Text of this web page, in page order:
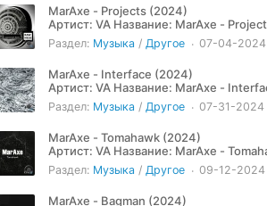
MarAxe - Projects (2024)
Артист: VA Название: MarAxe - Projects (2024) Жанр: Techno Год: 2024 Количество треков: 4
Продолжительность: 22:25...07-04-2024
Раздел: Музыка / Другое
MarAxe - Interface (2024)
Артист: VA Название: MarAxe - Interface (2024) Жанр: Techno Год: 2024 Количество треков: 4
Продолжительность: 22:25...07-31-2024
Раздел: Музыка / Другое
MarAxe - Tomahawk (2024)
Артист: VA Название: MarAxe - Tomahawk (2024) Жанр: Techno Год: 2024 Количество треков: 4
Продолжительность: 21:29...09-12-2024
Раздел: Музыка / Другое
MarAxe - Bagman (2024)